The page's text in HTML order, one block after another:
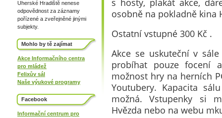
Uherské Hradiště nenese
odpovědnost za záznamy
pořízené a zveřejněné jinými
subjekty.
Mohlo by tě zajímat
Akce Informačního centra
pro mládež
Felixův sál
Naše výukové programy
Facebook
Informační centrum pro
osobně na pokladně kina
Ostatní vstupné 300 Kč .
Akce se uskuteční v
probíhat pouze focení
možnost hry na herních
Youtubery. Kapacita
možná. Vstupenky si
Hvězda nebo na webu